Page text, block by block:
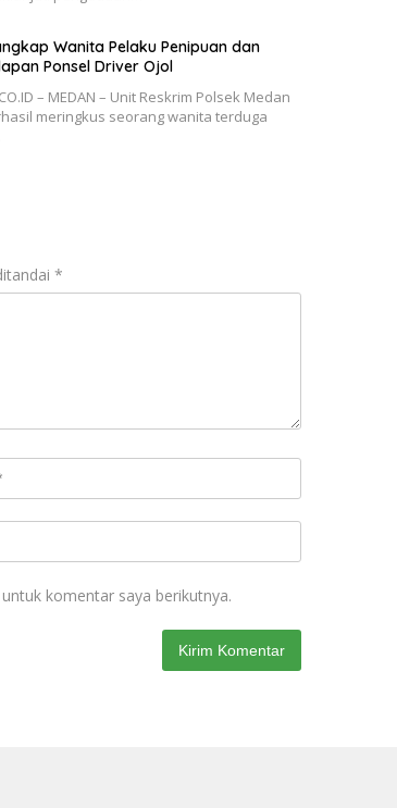
Wanita Pelaku Penipuan dan
Ponsel Driver Ojol
– MEDAN – Unit Reskrim Polsek Medan
meringkus seorang wanita terduga
*
komentar saya berikutnya.